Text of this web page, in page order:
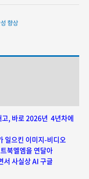
향상
, 바로 2026년 4년차에
일으킨 이미지-비디오
북엘엠을 연달아
서 사실상 AI 구글